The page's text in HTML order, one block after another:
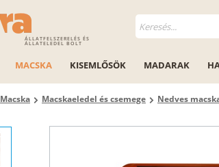
ÁLLATFELSZERELÉS ÉS
ÁLLATELEDEL BOLT
MACSKA KISEMLŐSÖK MADARAK
Macska Macskaeledel és csemege Nedves